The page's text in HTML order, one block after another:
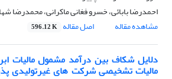
احمدرضا بابائی، خسرو فغانی ماکرانی، محمدرضا
مشاهده مقاله
اصل مقاله 596.12 K
دلایل شکاف بین درآمد مشمول مالیات
مالیات تشخیصی شرکت های غیرتولیدی